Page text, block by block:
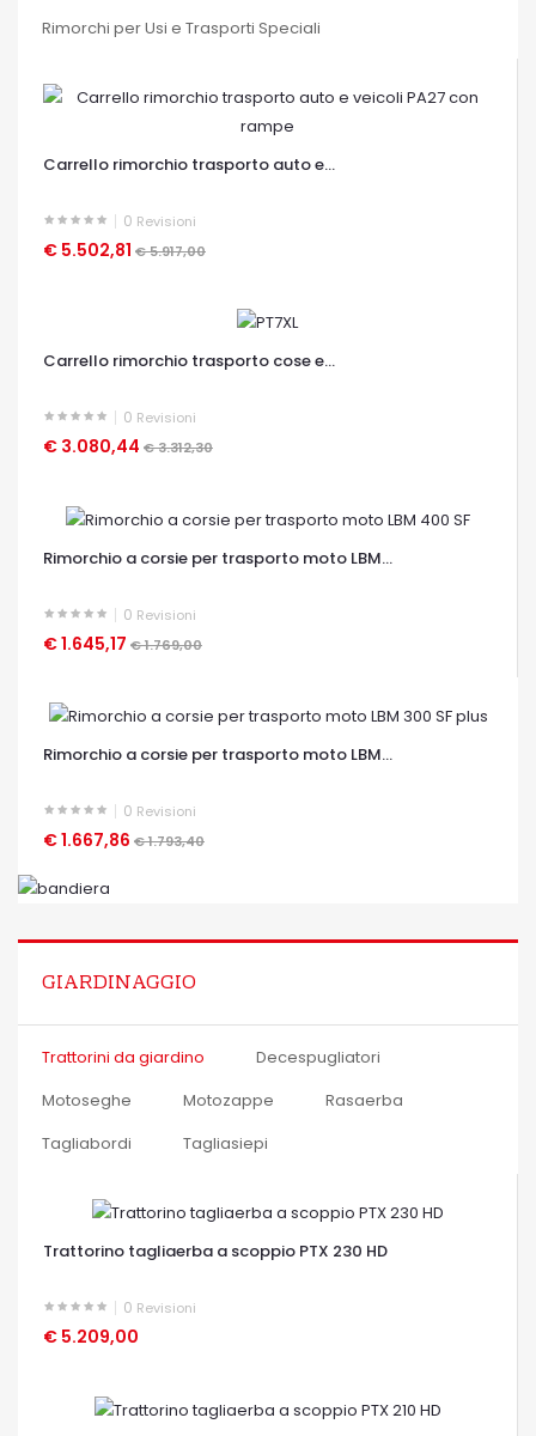
Rimorchi per Usi e Trasporti Speciali
Carrello rimorchio trasporto auto e...
0 Revisioni
€ 5.502,81 € 5.917,00
Carrello rimorchio trasporto cose e...
0 Revisioni
€ 3.080,44 € 3.312,30
OCCHIATA VELOCE
Rimorchio a corsie per trasporto moto LBM...
0 Revisioni
€ 1.645,17 € 1.769,00
OCCHIATA VELOCE
Rimorchio a corsie per trasporto moto LBM...
0 Revisioni
€ 1.667,86 € 1.793,40
GIARDINAGGIO
Trattorini da giardino
Decespugliatori
Motoseghe
Motozappe
Rasaerba
Tagliabordi
Tagliasiepi
Trattorino tagliaerba a scoppio PTX 230 HD
0 Revisioni
€ 5.209,00
OCCHIATA VELOCE